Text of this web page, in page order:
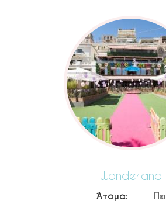
Wonderland
Πειραιάς
Άτομα: